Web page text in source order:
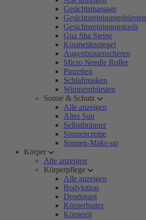
Gesichtsmassage
Gesichtsreinigungsbürsten
Gesichtsreinigungstools
Gua Sha Steine
Kosmetikspiegel
Augenbrauenscheren
Micro Needle Roller
Pinzetten
Schlafmasken
Wimpernbürsten
Sonne & Schutz
Alle anzeigen
After Sun
Selbstbräuner
Sonnencreme
Sonnen-Make-up
Körper
Alle anzeigen
Körperpflege
Alle anzeigen
Bodylotion
Deodorant
Körperbutter
Körperöl